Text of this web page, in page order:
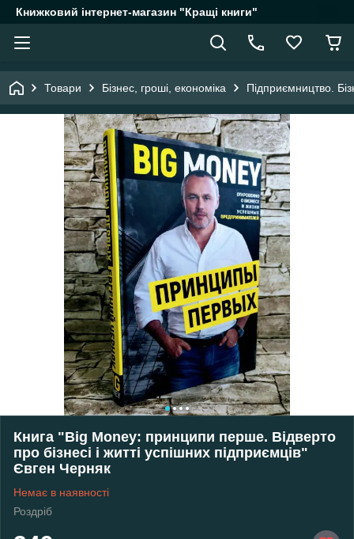
Книжковий інтернет-магазин "Кращі книги"
Товари Бізнес, гроші, економіка Підприємництво.
Книга "Big Money: принципи перше. Відверто
про бізнесі і житті успішних підприємців"
Євген Черняк
Немає в наявності
Роздріб